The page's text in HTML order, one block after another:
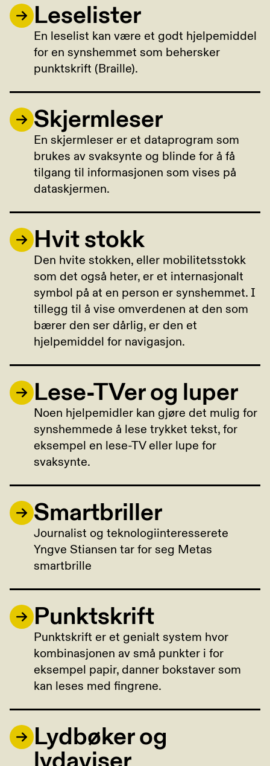
Leselister
En leselist kan være et godt hjelpemiddel
for en synshemmet som behersker
punktskrift (Braille).
Skjermleser
En skjermleser er et dataprogram som
brukes av svaksynte og blinde for å få
tilgang til informasjonen som vises på
dataskjermen.
Hvit stokk
Den hvite stokken, eller mobilitetsstokk
som det også heter, er et internasjonalt
symbol på at en person er synshemmet. I
tillegg til å vise omverdenen at den som
bærer den ser dårlig, er den et
hjelpemiddel for navigasjon.
Lese-TVer og luper
Noen hjelpemidler kan gjøre det mulig for
synshemmede å lese trykket tekst, for
eksempel en lese-TV eller lupe for
svaksynte.
Smartbriller
Journalist og teknologiinteresserete
Yngve Stiansen tar for seg Metas
smartbrille
Punktskrift
Punktskrift er et genialt system hvor
kombinasjonen av små punkter i for
eksempel papir, danner bokstaver som
kan leses med fingrene.
Lydbøker og